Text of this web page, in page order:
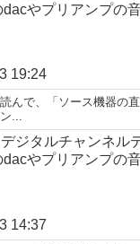
やプリアンプの
19:24
んで、「ソース機器の
...
ジタルチャンネル
やプリアンプの
14:37